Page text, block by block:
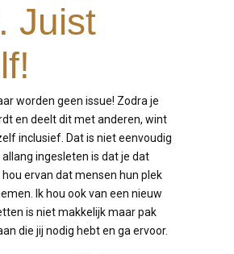
Juist
worden geen issue! Zodra je
en deelt dit met anderen, wint
inclusief. Dat is niet eenvoudig
ingesleten is dat je dat
hou ervan dat mensen hun plek
Ik hou ook van een nieuw
is niet makkelijk maar pak
die jij nodig hebt en ga ervoor.